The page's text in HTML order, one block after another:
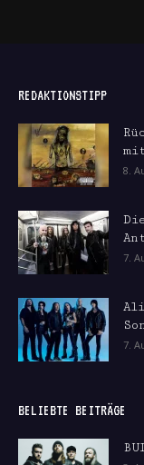
REDAKTIONSTIPP
8.
7.
7.
BELIEBTE BEITRÄGE